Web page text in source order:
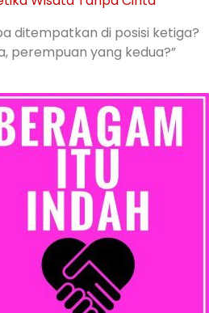
ditempatkan di posisi ketiga?
perempuan yang kedua?”